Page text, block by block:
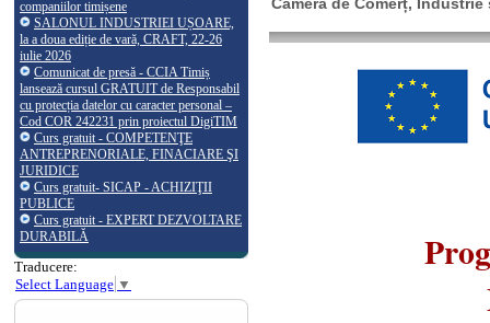
companiilor timișene
SALONUL INDUSTRIEI UȘOARE,
la a doua ediție de vară, CRAFT, 22-26
iulie 2026
Comunicat de presă - CCIA Timiș
lansează cursul GRATUIT de Responsabil
cu protecția datelor cu caracter personal –
Cod COR 242231 prin proiectul DigiTIM
Curs gratuit - COMPETENŢE
ANTREPRENORIALE, FINACIARE ŞI
JURIDICE
Curs gratuit- SICAP - ACHIZIŢII
PUBLICE
Curs gratuit - EXPERT DEZVOLTARE
DURABILĂ
Traducere:
Select Language ▼